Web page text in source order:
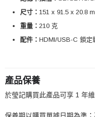
尺寸： 151 x 91.5 x 20.8
重量：210 克
配件：HDMI/USB-C 鎖定
產品保養
於瑩記購買此產品可享 1 年
保養期以購買單據日期為準